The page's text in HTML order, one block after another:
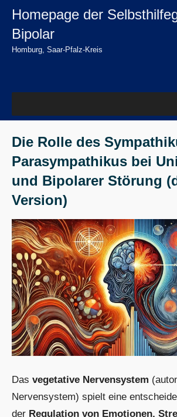
springen
Zum
springen
Homepage der
Bipolar
Homburg, Saar-Pfalz-Kreis
Die Rolle des
Parasympathikus bei
und Bipolarer Störung
Version)
Das vegetative Nervensystem
Nervensystem) spielt eine
der Regulation von Emotionen,